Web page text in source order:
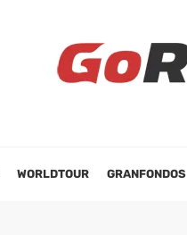
WORLDTOUR GRANFONDOS